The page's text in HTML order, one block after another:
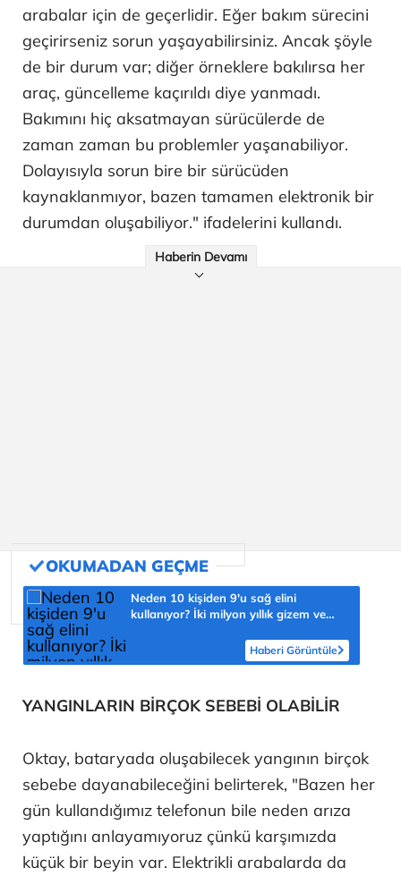
arabalar için de geçerlidir. Eğer bakım sürecini
geçirirseniz sorun yaşayabilirsiniz. Ancak şöyle
de bir durum var; diğer örneklere bakılırsa her
araç, güncelleme kaçırıldı diye yanmadı.
Bakımını hiç aksatmayan sürücülerde de
zaman zaman bu problemler yaşanabiliyor.
Dolayısıyla sorun bire bir sürücüden
kaynaklanmıyor, bazen tamamen elektronik bir
durumdan oluşabiliyor." ifadelerini kullandı.
Haberin Devamı
Neden 10 kişiden 9'u sağ elini
kullanıyor? İki milyon yıllık gizem ve
Haberi Görüntüle
YANGINLARIN BİRÇOK SEBEBİ OLABİLİR
Oktay, bataryada oluşabilecek yangının birçok
sebebe dayanabileceğini belirterek, "Bazen her
gün kullandığımız telefonun bile neden arıza
yaptığını anlayamıyoruz çünkü karşımızda
küçük bir beyin var. Elektrikli arabalarda da